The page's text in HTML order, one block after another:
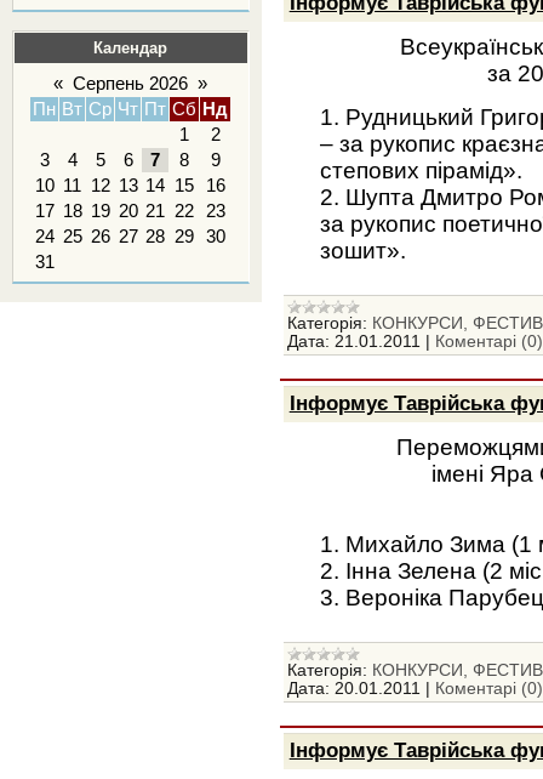
Календар
« Серпень 2026 »
Пн Вт Ср Чт Пт Сб Нд
1
2
3
4 5 6 7 8
9
10 11 12 13 14 15
16
17 18 19 20 21 22
23
24 25 26 27 28 29
30
31
за
1. Рудницький
– за рукопис
степових пірамід».
2. Шупта Дмитро
за рукопис
зошит».
Категорія: КОНКУРСИ,
Дата: 21.01.2011 Коментарі (0)
Інформує Таврійська
імені Яра
1. Михайло Зима (1
2. Інна Зелена (2
3. Вероніка
Категорія: КОНКУРСИ,
Дата: 20.01.2011 Коментарі (0)
Інформує Таврійська